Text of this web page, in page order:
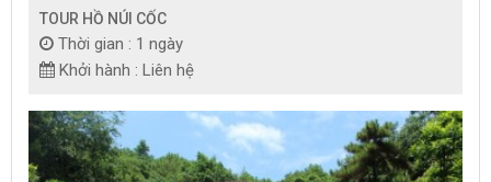
TOUR HỒ NÚI CỐC
Thời gian : 1 ngày
Khởi hành : Liên hệ